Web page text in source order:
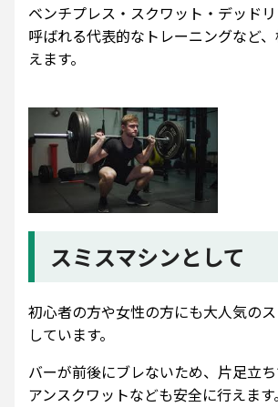
ベンチプレス・スクワット・デッド
呼ばれる代表的なトレーニングなど
えます。
スミスマシンとして
初心者の方や女性の方にも大人気の
しています。
バーが前後にブレないため、片足立
アンスクワットなども安全に行えます。